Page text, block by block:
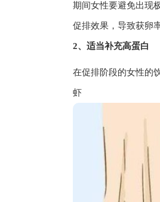
期间女性要避免出现
促排效果，导致获卵
2、适当补充高蛋白
在促排阶段的女性的
虾